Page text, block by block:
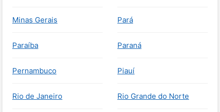
Minas Gerais Pará
Paraíba Paraná
Pernambuco Piauí
Rio de Janeiro Rio Grande do Norte